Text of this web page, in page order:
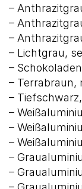
–
–
–
– Lichtgrau,
–
– Terrabraun,
–
–
–
–
–
–